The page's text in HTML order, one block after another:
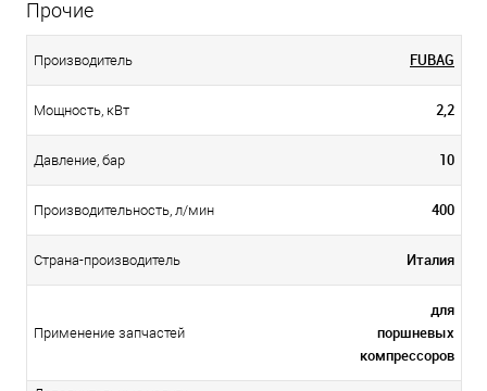
Прочие
Производитель FUBAG
Мощность, кВт 2,2
Давление, бар 10
Производительность, л/мин 400
Страна-производитель Италия
Применение запчастей
для
поршневых
компрессоров